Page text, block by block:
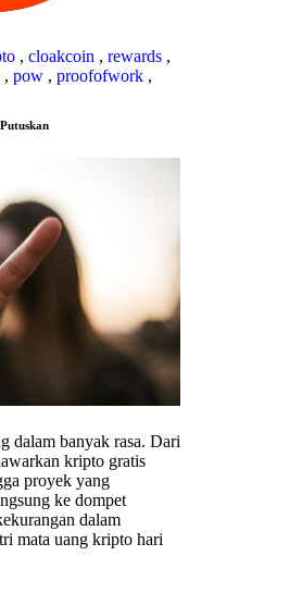
, cloakcoin , rewards ,
, pow , proofofwork ,
dalam banyak rasa. Dari
kripto gratis
proyek yang
ke dompet
dalam
mata uang kripto hari